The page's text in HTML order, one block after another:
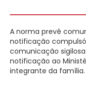
A norma prevê
notificação
comunicação
notificação ao
integrante da família.